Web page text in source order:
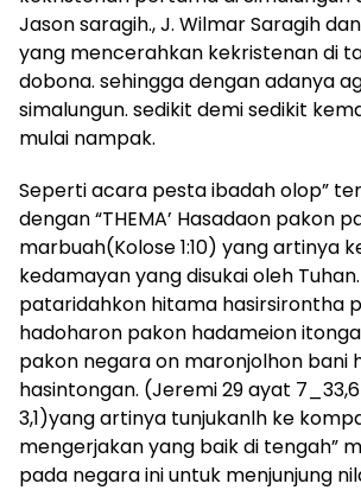
Jason saragih., J. Wilmar Saragih
yang mencerahkan kekristenan di
dobona. sehingga dengan adanya
simalungun. sedikit demi sedikit
mulai nampak.
Seperti acara pesta ibadah olop”
dengan “THEMA’ Hasadaon pakon
marbuah(Kolose 1:10) yang artinya
kedamayan yang disukai oleh
pataridahkon hitama hasirsirontha
hadoharon pakon hadameion
pakon negara on maronjolhon bani
hasintongan. (Jeremi 29 ayat 7_33,6
3,1)yang artinya tunjukanlh ke
mengerjakan yang baik di tengah”
pada negara ini untuk menjunjung